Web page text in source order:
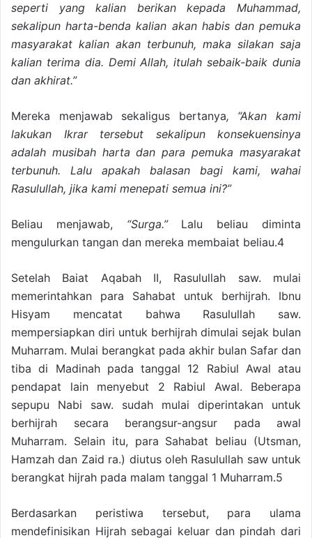
seperti yang kalian berikan kepada Muhammad,
sekalipun harta-benda kalian akan habis dan pemuka
masyarakat kalian akan terbunuh, maka silakan saja
kalian terima dia. Demi Allah, itulah sebaik-baik dunia
dan akhirat.”
Mereka menjawab sekaligus bertanya, “Akan kami
lakukan Ikrar tersebut sekalipun konsekuensinya
adalah musibah harta dan para pemuka masyarakat
terbunuh. Lalu apakah balasan bagi kami, wahai
Rasulullah, jika kami menepati semua ini?”
Beliau menjawab, “Surga.”Lalu beliau diminta
mengulurkan tangan dan mereka membaiat beliau.4
Setelah Baiat Aqabah II, Rasulullah saw. mulai
memerintahkan para Sahabat untuk berhijrah. Ibnu
Hisyam mencatat bahwa Rasulullah saw.
mempersiapkan diri untuk berhijrah dimulai sejak bulan
Muharram. Mulai berangkat pada akhir bulan Safar dan
tiba di Madinah pada tanggal 12 Rabiul Awal atau
pendapat lain menyebut 2 Rabiul Awal. Beberapa
sepupu Nabi saw. sudah mulai diperintakan untuk
berhijrah secara berangsur-angsur pada awal
Muharram. Selain itu, para Sahabat beliau (Utsman,
Hamzah dan Zaid ra.) diutus oleh Rasulullah saw untuk
berangkat hijrah pada malam tanggal 1 Muharram.5
Berdasarkan peristiwa tersebut, para ulama
mendefinisikan Hijrah sebagai keluar dan pindah dari